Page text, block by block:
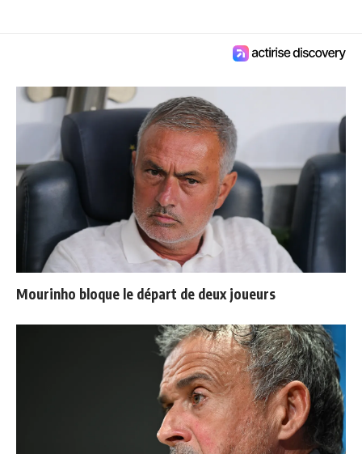
Mourinho bloque le départ de deux joueurs